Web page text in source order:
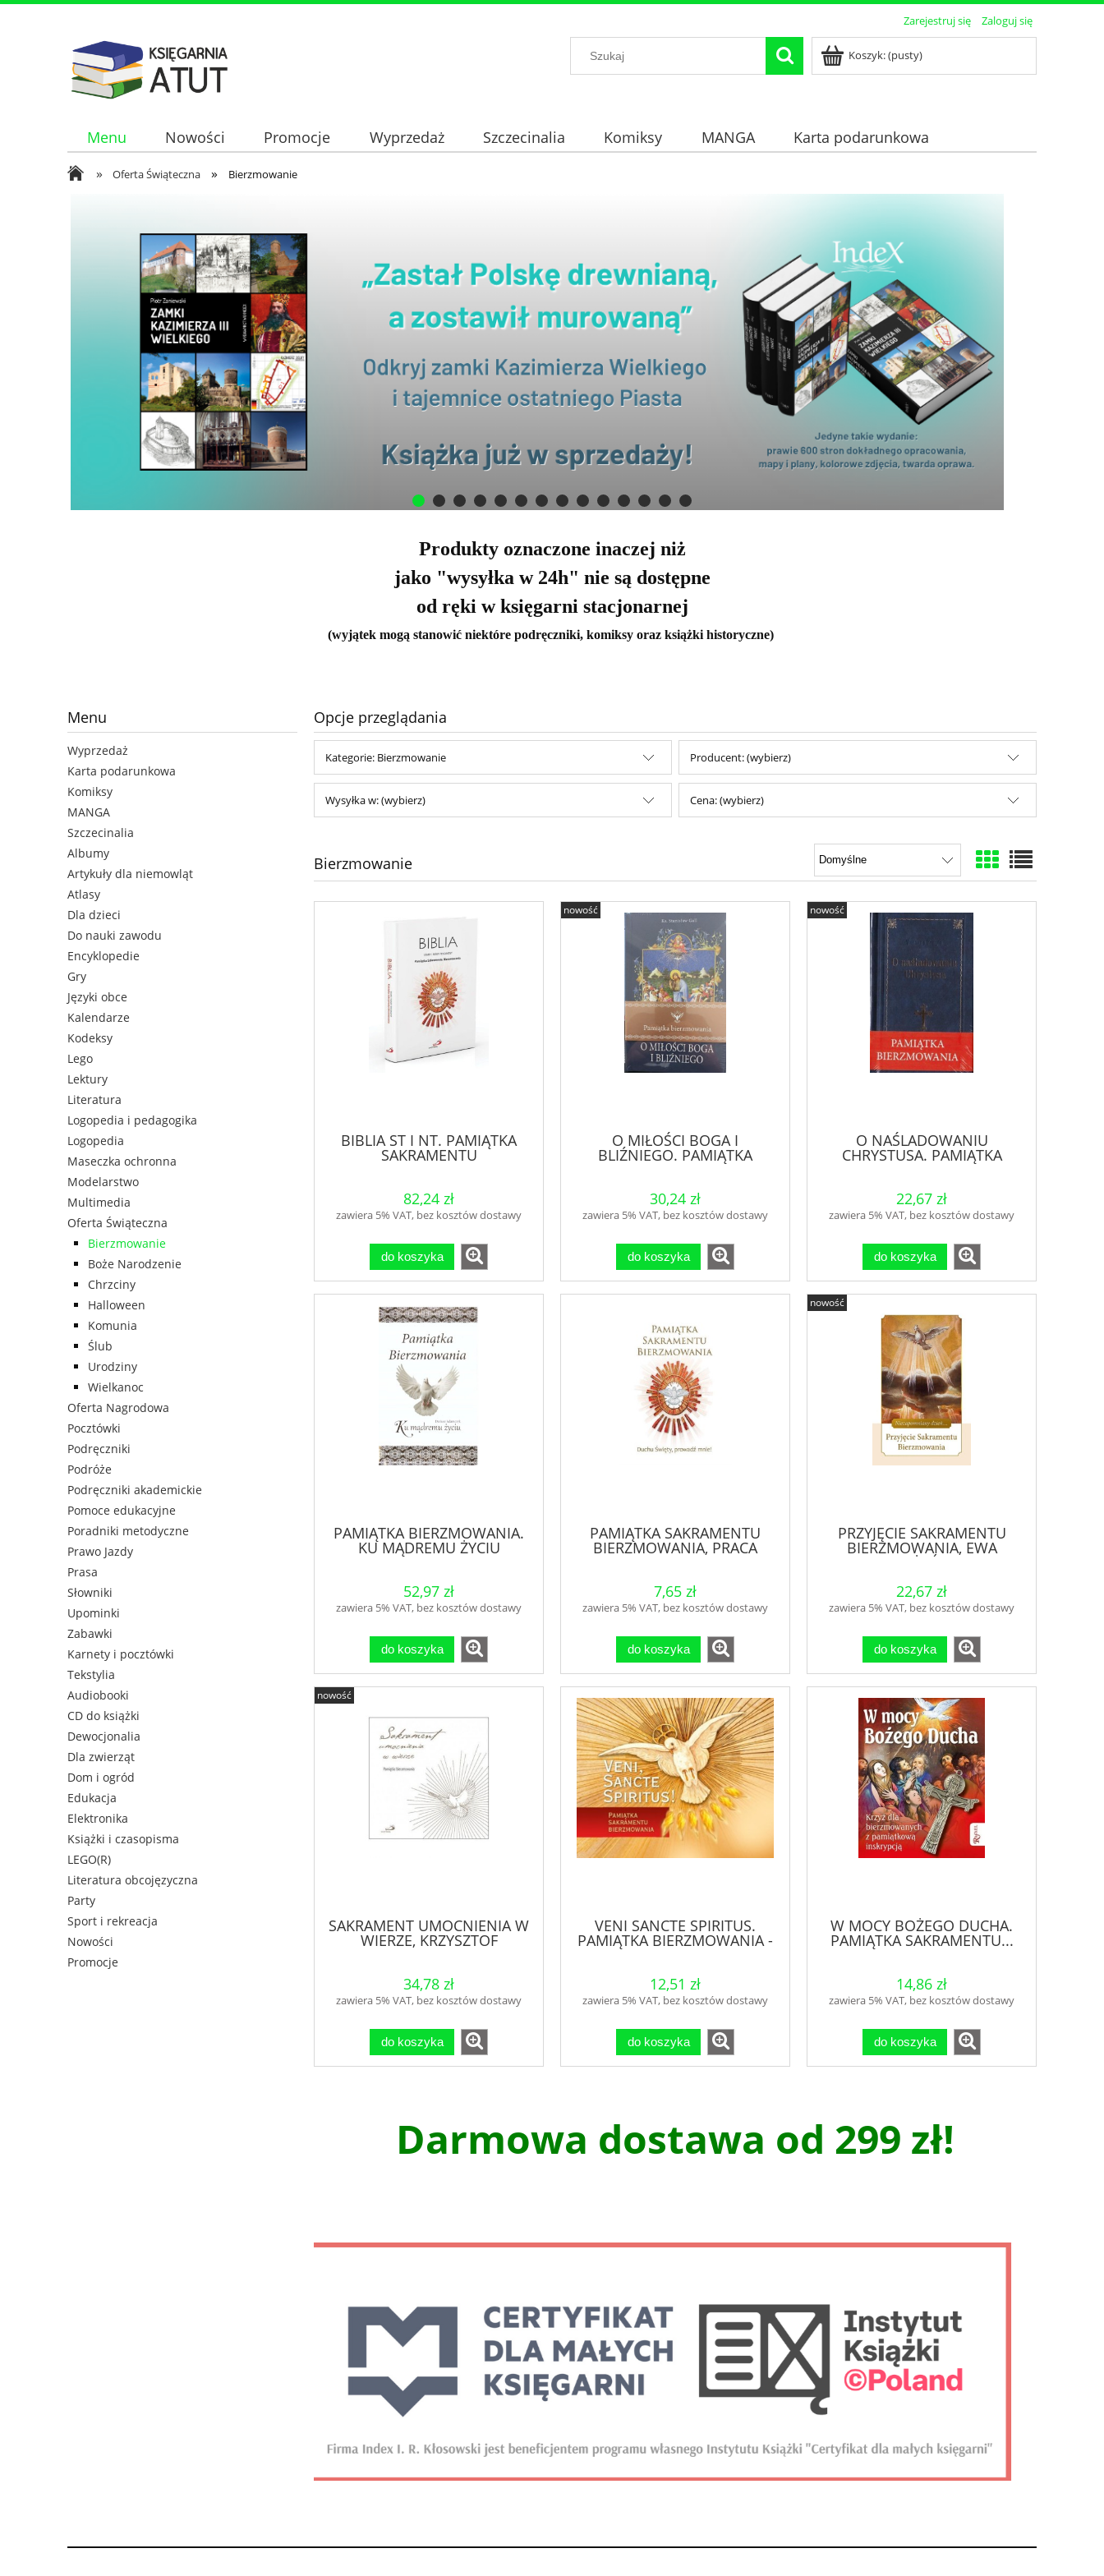
Zarejestruj się Zaloguj się
Koszyk:(pusty)
Menu Nowości Promocje Wyprzedaż Szczecinalia Komiksy MANGA Karta podarunkowa
» Oferta Świąteczna » Bierzmowanie
Produkty oznaczone inaczej niż
jako "wysyłka w 24h" nie są dostępne
od ręki w księgarni stacjonarnej
(wyjątek mogą stanowić niektóre podręczniki, komiksy oraz książki historyczne)
Menu
Wyprzedaż
Karta podarunkowa
Komiksy
MANGA
Szczecinalia
Albumy
Artykuły dla niemowląt
Atlasy
Dla dzieci
Do nauki zawodu
Encyklopedie
Gry
Języki obce
Kalendarze
Kodeksy
Lego
Lektury
Literatura
Logopedia i pedagogika
Logopedia
Maseczka ochronna
Modelarstwo
Multimedia
Oferta Świąteczna
Bierzmowanie
Boże Narodzenie
Chrzciny
Halloween
Komunia
Ślub
Urodziny
Wielkanoc
Oferta Nagrodowa
Pocztówki
Podręczniki
Podróże
Podręczniki akademickie
Pomoce edukacyjne
Poradniki metodyczne
Prawo Jazdy
Prasa
Słowniki
Upominki
Zabawki
Karnety i pocztówki
Tekstylia
Audiobooki
CD do książki
Dewocjonalia
Dla zwierząt
Dom i ogród
Edukacja
Elektronika
Książki i czasopisma
LEGO(R)
Literatura obcojęzyczna
Party
Sport i rekreacja
Nowości
Promocje
Opcje przeglądania
Kategorie: Bierzmowanie Producent: (wybierz)
Wysyłka w: (wybierz) Cena: (wybierz)
Bierzmowanie
BIBLIA ST I NT. PAMIĄTKA
SAKRAMENTU
82,24 zł
zawiera 5% VAT, bez kosztów dostawy
do koszyka
O MIŁOŚCI BOGA I
BLIŹNIEGO. PAMIĄTKA
BIERZMOWANIA
30,24 zł
zawiera 5% VAT, bez kosztów dostawy
do koszyka
nowość
O NAŚLADOWANIU
CHRYSTUSA. PAMIĄTKA
BIERZMOWANIA
22,67 zł
zawiera 5% VAT, bez kosztów dostawy
do koszyka
nowość
PAMIĄTKA BIERZMOWANIA.
KU MĄDREMU ŻYCIU
52,97 zł
zawiera 5% VAT, bez kosztów dostawy
do koszyka
PAMIĄTKA SAKRAMENTU
BIERZMOWANIA, PRACA
7,65 zł
zawiera 5% VAT, bez kosztów dostawy
do koszyka
PRZYJĘCIE SAKRAMENTU
BIERZMOWANIA, EWA
SKARŻYŃSKA
22,67 zł
zawiera 5% VAT, bez kosztów dostawy
do koszyka
nowość
SAKRAMENT UMOCNIENIA W
WIERZE, KRZYSZTOF
34,78 zł
zawiera 5% VAT, bez kosztów dostawy
do koszyka
nowość
VENI SANCTE SPIRITUS.
PAMIĄTKA BIERZMOWANIA -
12,51 zł
zawiera 5% VAT, bez kosztów dostawy
do koszyka
W MOCY BOŻEGO DUCHA.
PAMIĄTKA SAKRAMENTU...
14,86 zł
zawiera 5% VAT, bez kosztów dostawy
do koszyka
Darmowa dostawa od 299 zł!